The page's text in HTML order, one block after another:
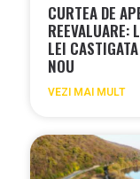
CURTEA DE
REEVALUARE:
LEI
NOU
VEZI MAI MULT